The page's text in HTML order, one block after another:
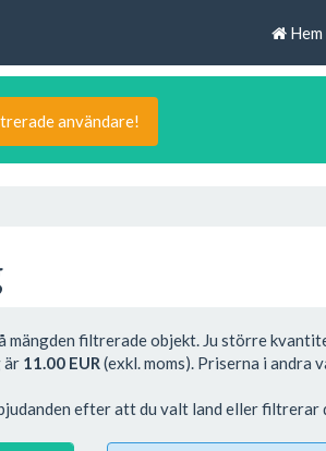
Hem
användare!
mängden filtrerade objekt. Ju större
är 11.00 EUR (exkl. moms). Priserna i andra
efter att du valt land eller